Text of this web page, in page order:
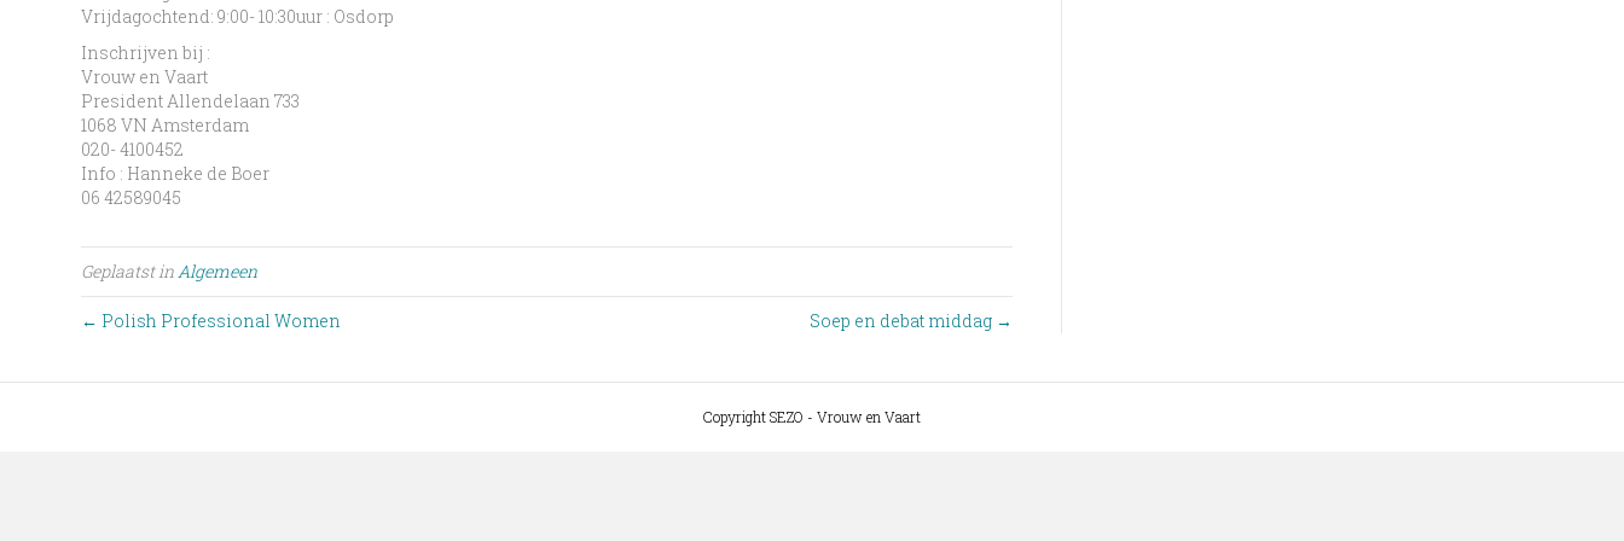
Vrijdagochtend: 9:00- 10:30uur : Osdorp
Inschrijven bij :
Vrouw en Vaart
President Allendelaan 733
1068 VN Amsterdam
020- 4100452
Info : Hanneke de Boer
06 42589045
Geplaatst inAlgemeen
← Polish Professional Women Soep en debat middag →
Copyright SEZO - Vrouw en Vaart